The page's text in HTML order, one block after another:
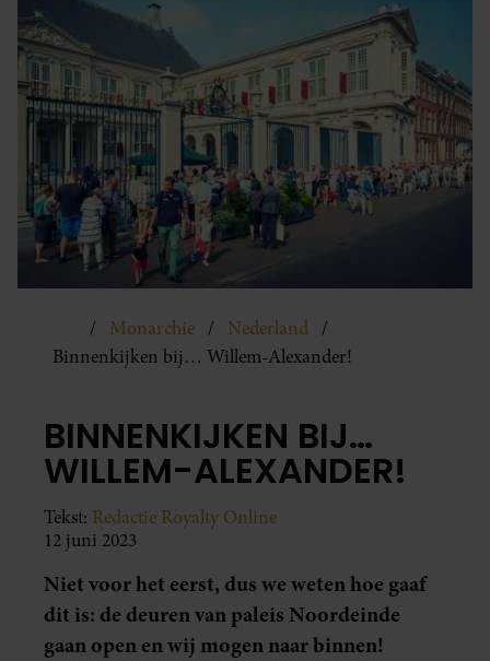
Monarchie
Nederland
Binnenkijken bij… Willem-Alexander!
BINNENKIJKEN BIJ…
WILLEM-ALEXANDER!
Tekst: Redactie Royalty Online
12 juni 2023
Niet voor het eerst, dus we weten hoe gaaf
dit is: de deuren van paleis Noordeinde
gaan open en wij mogen naar binnen!